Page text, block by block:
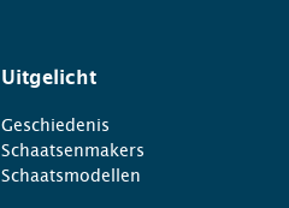
Uitgelicht
Geschiedenis
Schaatsenmakers
Schaatsmodellen